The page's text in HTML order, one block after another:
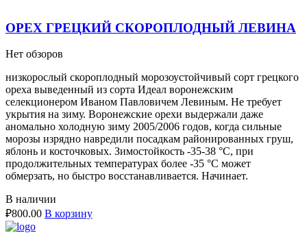
ОРЕХ ГРЕЦКИЙ СКОРОПЛОДНЫЙ ЛЕВИНА
Нет обзоров
низкорослый скороплодный морозоустойчивый сорт грецкого
ореха выведенный из сорта Идеал воронежским
селекционером Иваном Павловичем Левиным. Не требует
укрытия на зиму. Воронежские орехи выдержали даже
аномально холодную зиму 2005/2006 годов, когда сильные
морозы изрядно навредили посадкам районированных груш,
яблонь и косточковых. Зимостойкость -35-38 °С, при
продолжительных температурах более -35 °С может
обмерзать, но быстро восстанавливается. Начинает.
В наличии
₽800.00 В корзину